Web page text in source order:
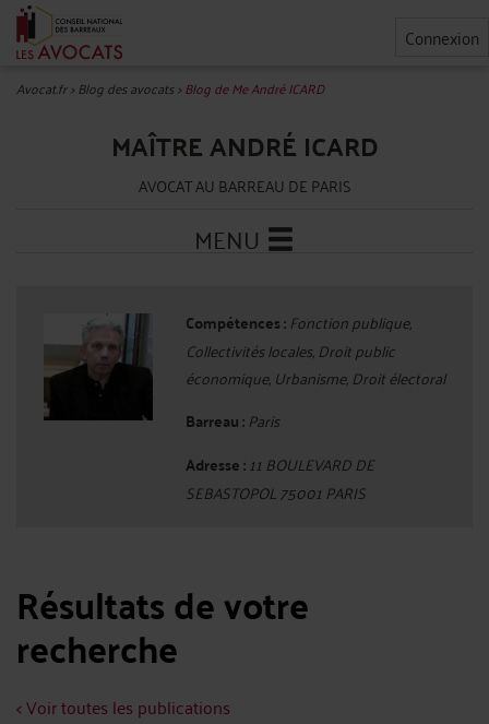
Connexion
Avocat.fr>Blog des avocats>Blog de Me André ICARD
MAÎTRE ANDRÉ ICARD
AVOCAT AU BARREAU DE PARIS
MENU
Compétences : Fonction publique,
Collectivités locales, Droit public
économique, Urbanisme, Droit électoral
Barreau : Paris
Adresse :11 BOULEVARD DE
SEBASTOPOL 75001 PARIS
Résultats de votre
recherche
< Voir toutes les publications